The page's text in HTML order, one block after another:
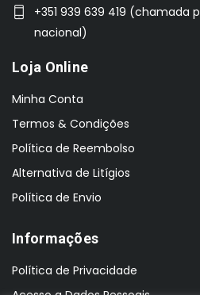
+351 939 639 419 (chamada
nacional)
Loja Online
Minha Conta
Termos & Condições
Política de Reembolso
Alternativa de Litígios
Política de Envio
Informações
Política de Privacidade